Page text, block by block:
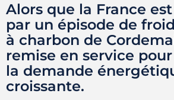
Alors que la France
par un épisode de
à charbon de
remise en service
la demande
croissante.